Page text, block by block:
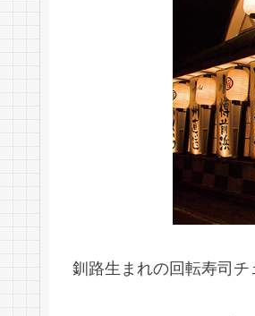
釧路生まれの回転寿司チ